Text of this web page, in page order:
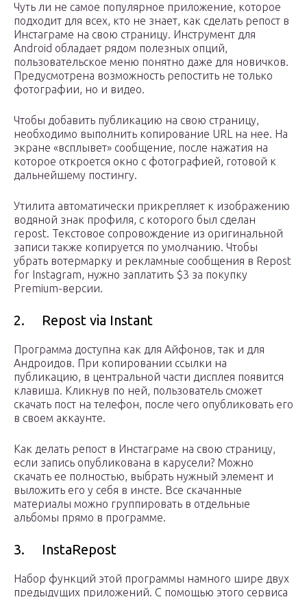
Чуть ли не самое популярное приложение, которое
подходит для всех, кто не знает, как сделать репост в
Инстаграме на свою страницу. Инструмент для
Android обладает рядом полезных опций,
пользовательское меню понятно даже для новичков.
Предусмотрена возможность репостить не только
фотографии, но и видео.
Чтобы добавить публикацию на свою страницу,
необходимо выполнить копирование URL на нее. На
экране «всплывет» сообщение, после нажатия на
которое откроется окно с фотографией, готовой к
дальнейшему постингу.
Утилита автоматически прикрепляет к изображению
водяной знак профиля, с которого был сделан
repost. Текстовое сопровождение из оригинальной
записи также копируется по умолчанию. Чтобы
убрать вотермарку и рекламные сообщения в Repost
for Instagram, нужно заплатить $3 за покупку
Premium-версии.
2. Repost via Instant
Программа доступна как для Айфонов, так и для
Андроидов. При копировании ссылки на
публикацию, в центральной части дисплея появится
клавиша. Кликнув по ней, пользователь сможет
скачать пост на телефон, после чего опубликовать его
в своем аккаунте.
Как делать репост в Инстаграме на свою страницу,
если запись опубликована в карусели? Можно
скачать ее полностью, выбрать нужный элемент и
выложить его у себя в инсте. Все скачанные
материалы можно группировать в отдельные
альбомы прямо в программе.
3. InstaRepost
Набор функций этой программы намного шире двух
предыдущих приложений. С помощью этого сервиса